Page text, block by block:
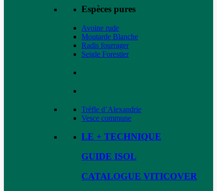
Espèces pures
Avoine rude
Moutarde Blanche
Radis fourrager
Seigle Forestier
Trèfle d’Alexandrie
Vesce commune
LE + TECHNIQUE
GUIDE ISOL
CATALOGUE VITICOVER